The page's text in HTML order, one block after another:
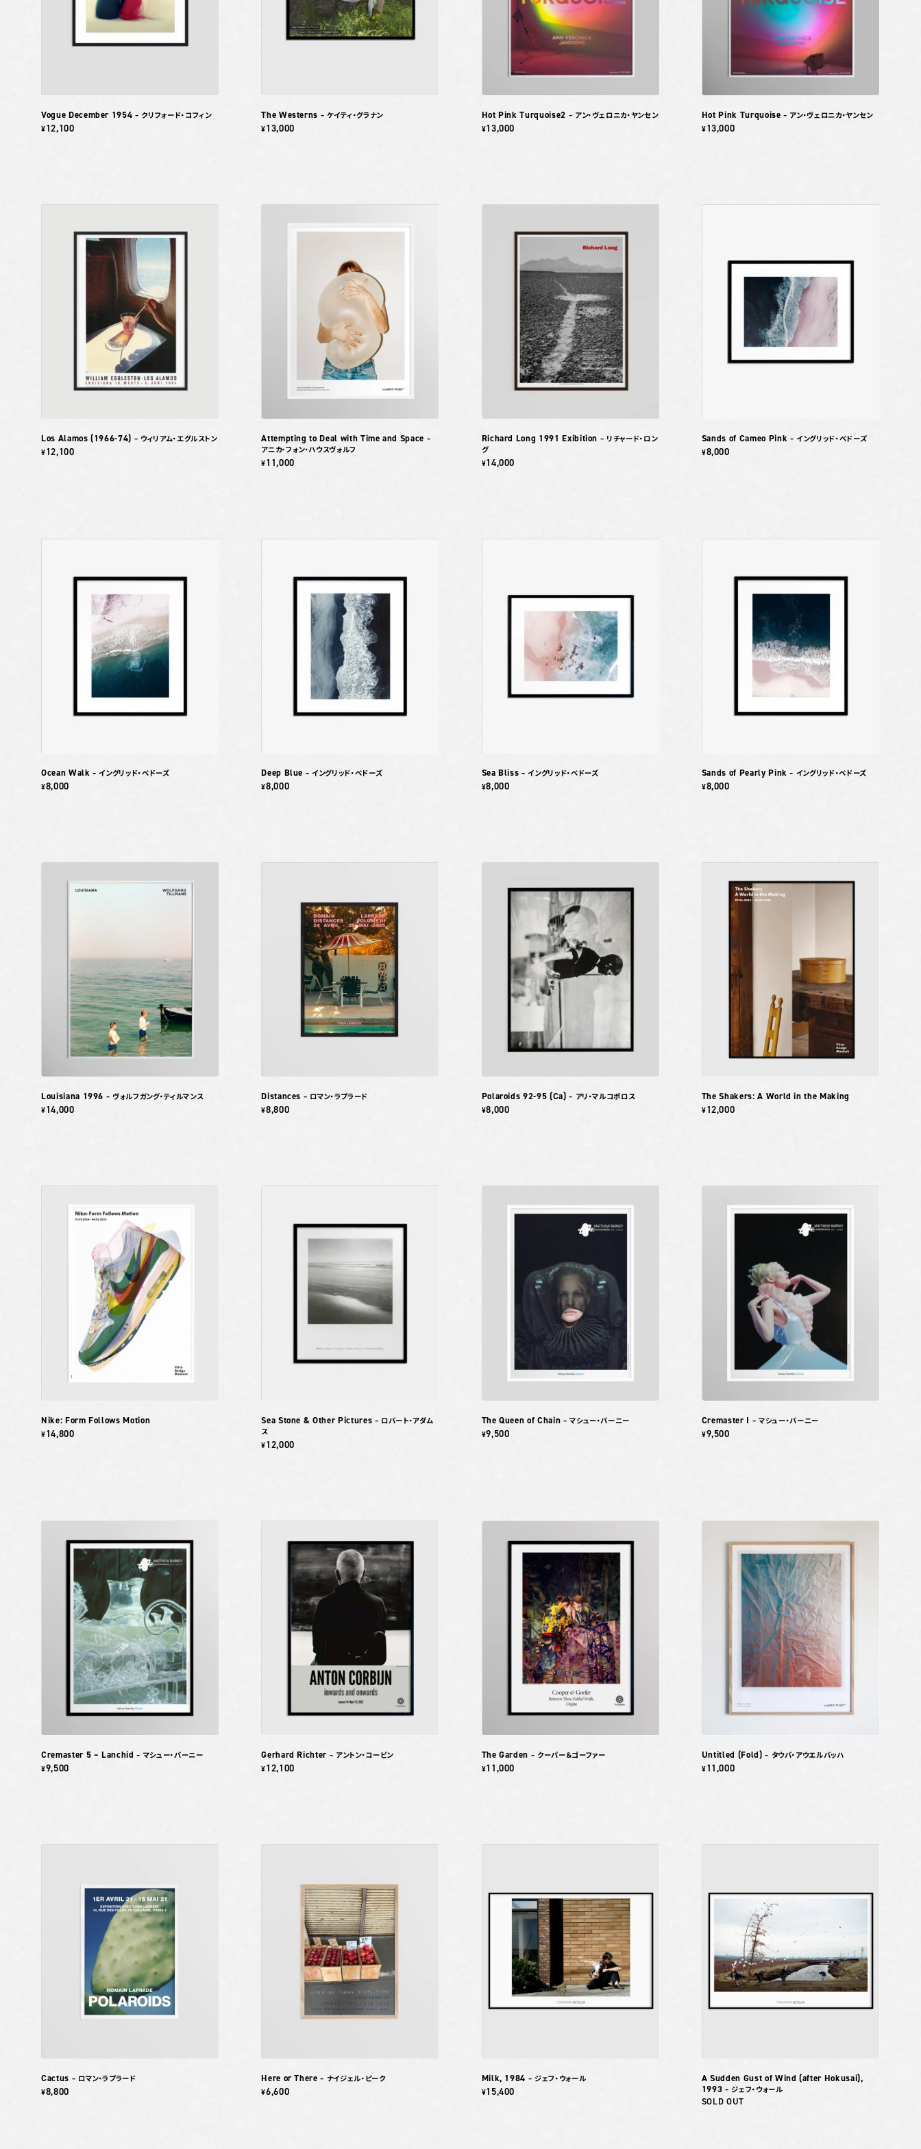
Vogue December 1954 – クリフォード・コフィン
¥12,100
The Westerns – ケイティ・グラナン
¥13,000
Hot Pink Turquoise2 – アン・ヴェロニカ・ヤンセン
¥13,000
Hot Pink Turquoise – アン・ヴェロニカ・ヤンセン
¥13,000
Los Alamos (1966-74) – ウィリアム・エグルストン
¥12,100
Attempting to Deal with Time and Space –
アニカ・フォン・ハウスヴォルフ
¥11,000
Richard Long 1991 Exibition – リチャード・ロン
グ
¥14,000
Sands of Cameo Pink – イングリッド・ベドーズ
¥8,000
Ocean Walk – イングリッド・ベドーズ
¥8,000
Deep Blue – イングリッド・ベドーズ
¥8,000
Sea Bliss – イングリッド・ベドーズ
¥8,000
Sands of Pearly Pink – イングリッド・ベドーズ
¥8,000
Louisiana 1996 – ヴォルフガング・ティルマンス
¥14,000
Distances – ロマン・ラプラード
¥8,800
Polaroids 92-95 (Ca) – アリ・マルコポロス
¥8,000
The Shakers: A World in the Making
¥12,000
Nike: Form Follows Motion
¥14,800
Sea Stone & Other Pictures – ロバート・アダム
ス
¥12,000
The Queen of Chain – マシュー・バーニー
¥9,500
Cremaster I – マシュー・バーニー
¥9,500
Cremaster 5 – Lanchid – マシュー・バーニー
¥9,500
Gerhard Richter – アントン・コービン
¥12,100
The Garden – クーパー＆ゴーファー
¥11,000
Untitled (Fold) – タウバ・アウエルバッハ
¥11,000
Cactus – ロマン・ラプラード
¥8,800
Here or There – ナイジェル・ピーク
¥6,600
Milk, 1984 – ジェフ・ウォール
¥15,400
A Sudden Gust of Wind (after Hokusai),
1993 – ジェフ・ウォール
SOLD OUT